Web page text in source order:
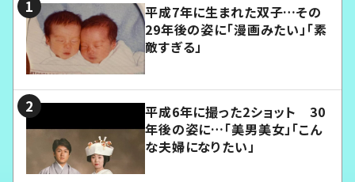
平成7年に生まれた双子…その
29年後の姿に「漫画みたい」「素
敵すぎる」
平成6年に撮った2ショット 30
年後の姿に…「美男美女」「こん
な夫婦になりたい」